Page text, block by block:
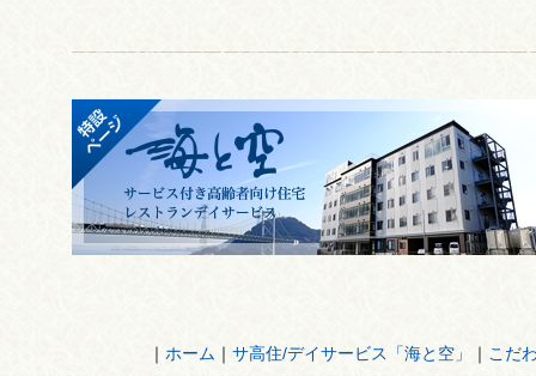
｜ ホーム ｜ サ高住/デイサービス「海と空」 ｜ こだ